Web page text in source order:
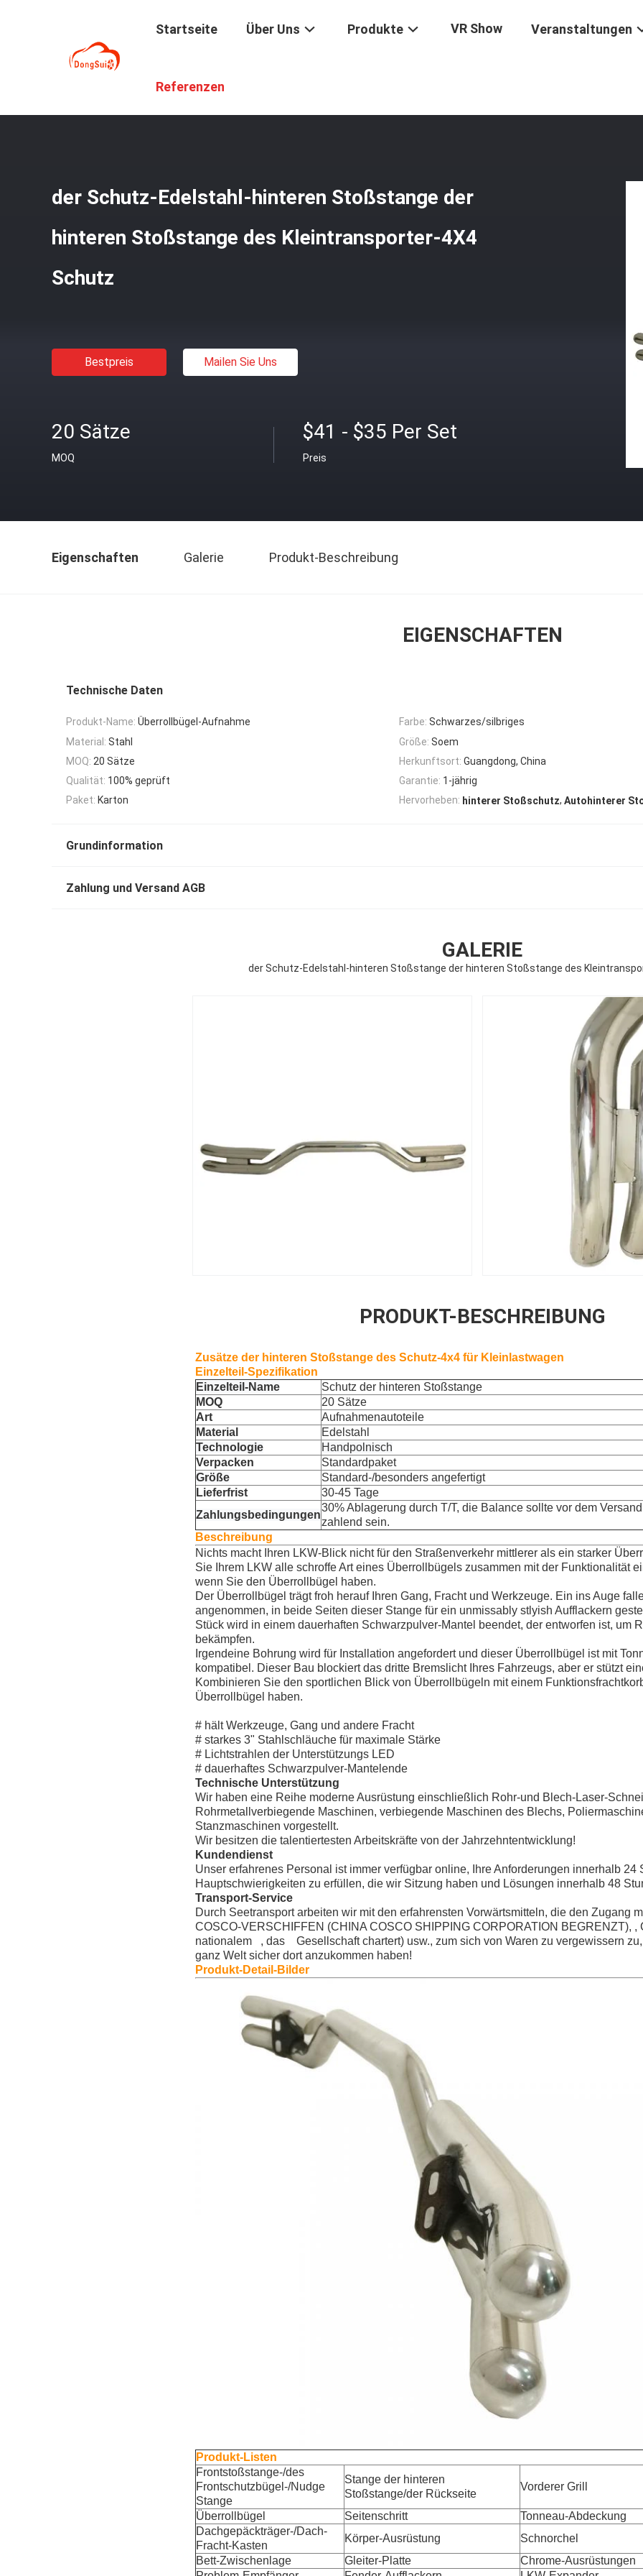
Startseite Über Uns Produkte VR Show Veranstaltungen
Referenzen
der Schutz-Edelstahl-hinteren Stoßstange der
hinteren Stoßstange des Kleintransporter-4X4
Schutz
Bestpreis Mailen Sie Uns
20 Sätze
MOQ
$41 - $35 Per Set
Preis
Eigenschaften Galerie Produkt-Beschreibung
EIGENSCHAFTEN
Technische Daten
Produkt-Name: Überrollbügel-Aufnahme Farbe: Schwarzes/silbriges
Material: Stahl Größe: Soem
MOQ: 20 Sätze Herkunftsort: Guangdong, China
Qualität: 100% geprüft Garantie: 1-jährig
Paket: Karton Hervorheben: hinterer Stoßschutz, Autohinterer
Grundinformation
Zahlung und Versand AGB
GALERIE
der Schutz-Edelstahl-hinteren Stoßstange der hinteren Stoßstange des
PRODUKT-BESCHREIBUNG
Zusätze der hinteren Stoßstange des Schutz-4x4 für Kleinlastwagen
Einzelteil-Spezifikation
Einzelteil-Name
Schutz der hinteren Stoßstange
MOQ
20 Sätze
Art
Aufnahmenautoteile
Material
Edelstahl
Technologie
Handpolnisch
Verpacken
Standardpaket
Größe
Standard-/besonders angefertigt
Lieferfrist
30-45 Tage
Zahlungsbedingungen
30% Ablagerung durch T/T, die Balance sollte vor dem Versand
zahlend sein.
Beschreibung
Nichts macht Ihren LKW-Blick nicht für den Straßenverkehr mittlerer als ein starker
Sie Ihrem LKW alle schroffe Art eines Überrollbügels zusammen mit der Funktionalität
wenn Sie den Überrollbügel haben.
Der Überrollbügel trägt froh herauf Ihren Gang, Fracht und Werkzeuge. Ein ins Auge
angenommen, in beide Seiten dieser Stange für ein unmissably stlyish Aufflackern
Stück wird in einem dauerhaften Schwarzpulver-Mantel beendet, der entworfen ist, um
bekämpfen.
Irgendeine Bohrung wird für Installation angefordert und dieser Überrollbügel ist mit
kompatibel. Dieser Bau blockiert das dritte Bremslicht Ihres Fahrzeugs, aber er stützt
Kombinieren Sie den sportlichen Blick von Überrollbügeln mit einem
Überrollbügel haben.
# hält Werkzeuge, Gang und andere Fracht
# starkes 3" Stahlschläuche für maximale Stärke
# Lichtstrahlen der Unterstützungs LED
# dauerhaftes Schwarzpulver-Mantelende
Technische Unterstützung
Wir haben eine Reihe moderne Ausrüstung einschließlich Rohr-und Blech-Laser-
Rohrmetallverbiegende Maschinen, verbiegende Maschinen des Blechs,
Stanzmaschinen vorgestellt.
Wir besitzen die talentiertesten Arbeitskräfte von der Jahrzehntentwicklung!
Kundendienst
Unser erfahrenes Personal ist immer verfügbar online, Ihre Anforderungen innerhalb 24
Hauptschwierigkeiten zu erfüllen, die wir Sitzung haben und Lösungen innerhalb 48
Transport-Service
Durch Seetransport arbeiten wir mit den erfahrensten Vorwärtsmitteln, die den Zugang
COSCO-VERSCHIFFEN (CHINA COSCO SHIPPING CORPORATION BEGRENZT), ,
nationalem , das Gesellschaft chartert) usw., zum sich von Waren zu vergewissern
ganz Welt sicher dort anzukommen haben!
Produkt-Detail-Bilder
Produkt-Listen
Frontstoßstange-/des
Frontschutzbügel-/Nudge
Stange
Stange der hinteren
Stoßstange/der Rückseite
Vorderer Grill
Überrollbügel Seitenschritt
Tonneau-Abdeckung
Dachgepäckträger-/Dach-
Fracht-Kasten
Körper-Ausrüstung
Schnorchel
Bett-Zwischenlage
Gleiter-Platte
Chrome-Ausrüstungen